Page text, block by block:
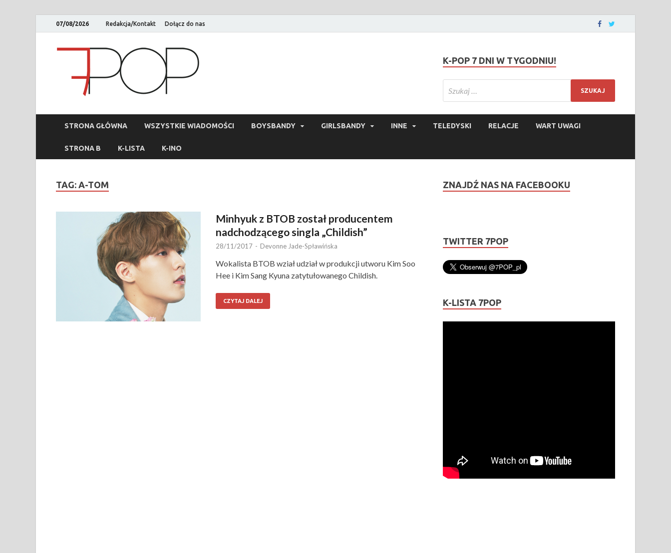
07/08/2026 Redakcja/Kontakt Dołącz do nas
K-POP 7 DNI W TYGODNIU!
STRONA GŁÓWNA WSZYSTKIE WIADOMOŚCI BOYSBANDY GIRLSBANDY INNE TELEDYSKI RELACJE WART UWAGI
STRONA B K-LISTA K-INO
TAG: A-TOM
Minhyuk z BTOB został producentem
nadchodzącego singla „Childish”
28/11/2017 - Devonne Jade-Spławińska
Wokalista BTOB wział udział w produkcji utworu Kim Soo
Hee i Kim Sang Kyuna zatytułowanego Childish.
CZYTAJ DALEJ
ZNAJDŹ NAS NA FACEBOOKU
TWITTER 7POP
K-LISTA 7POP